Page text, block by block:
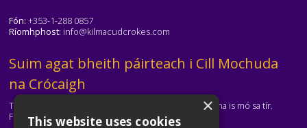
Fón: +353-1-288 0857
Ríomhphost: info@kilmacudcrokes.com
Téasc
Suim agat bheith páirteach i Cill Mochuda
na Crócaigh
Tá Cill Mochuda na Crócaigh ar cheann de na clubanna is mó sa tír.
Freastalaímid ar gach aois agus ar gach cumas.
×
This website uses cookies